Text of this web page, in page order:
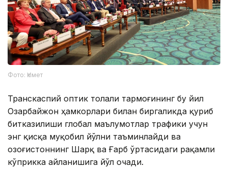
Фото: Үкімет
Транскаспий оптик толали тармоғининг бу йил
Озарбайжон ҳамкорлари билан биргаликда қуриб
битказилиши глобал маълумотлар трафики учун
энг қисқа муқобил йўлни таъминлайди ва
Қозоғистоннинг Шарқ ва Ғарб ўртасидаги рақамли
кўприкка айланишига йўл очади.